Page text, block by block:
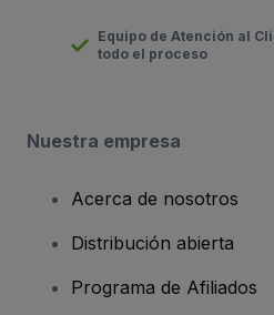
Equipo de Atención al
todo el proceso
Nuestra empresa
Acerca de nosotros
Distribución abierta
Programa de Afiliados